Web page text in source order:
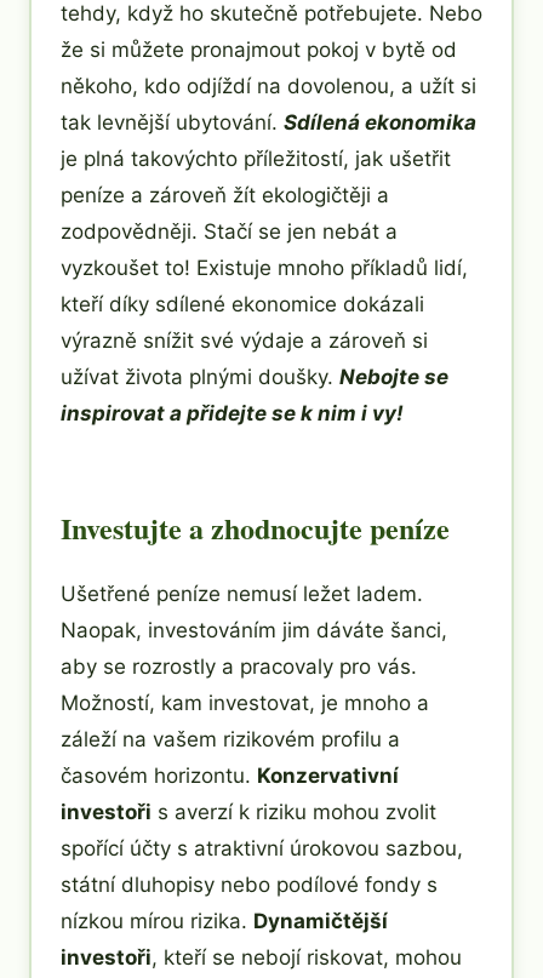
tehdy, když ho skutečně potřebujete. Nebo
že si můžete pronajmout pokoj v bytě od
někoho, kdo odjíždí na dovolenou, a užít si
tak levnější ubytování. Sdílená ekonomika
je plná takovýchto příležitostí, jak ušetřit
peníze a zároveň žít ekologičtěji a
zodpovědněji. Stačí se jen nebát a
vyzkoušet to! Existuje mnoho příkladů lidí,
kteří díky sdílené ekonomice dokázali
výrazně snížit své výdaje a zároveň si
užívat života plnými doušky. Nebojte se
inspirovat a přidejte se k nim i vy!
Investujte a zhodnocujte peníze
Ušetřené peníze nemusí ležet ladem.
Naopak, investováním jim dáváte šanci,
aby se rozrostly a pracovaly pro vás.
Možností, kam investovat, je mnoho a
záleží na vašem rizikovém profilu a
časovém horizontu. Konzervativní
investoři s averzí k riziku mohou zvolit
spořící účty s atraktivní úrokovou sazbou,
státní dluhopisy nebo podílové fondy s
nízkou mírou rizika. Dynamičtější
investoři, kteří se nebojí riskovat, mohou